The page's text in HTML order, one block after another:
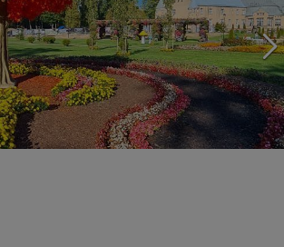
šis piedāvājums?
atpūtai atlikuši tikai daži soļi
PĒRKU